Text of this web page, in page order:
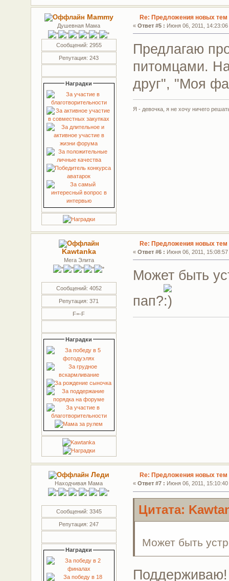
Mammy
Душевная Мама
Сообщений: 2955
Репутация: 243
Наградки
Re: Предложения новых тем
«Ответ #5 : Июня 06, 2011, 14:23:06
Предлагаю
питомцами.
друг", "Моя
Я - девочка, я не хочу ничего
Kawtanka
Мега Элита
Сообщений: 4052
Репутация: 371
F=-F
Наградки
Re: Предложения новых тем
«Ответ #6 : Июня 06, 2011, 15:08:57
Может быть
пап?
Леди
Находчивая Мама
Сообщений: 3345
Репутация: 247
Наградки
Re: Предложения новых тем
«Ответ #7 : Июня 06, 2011, 15:10:40
Цитата:
Может быть